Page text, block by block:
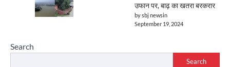
उफान पर, बाढ़ का खतरा बरकरार
by sbj newsin
September 19, 2024
Search
Search